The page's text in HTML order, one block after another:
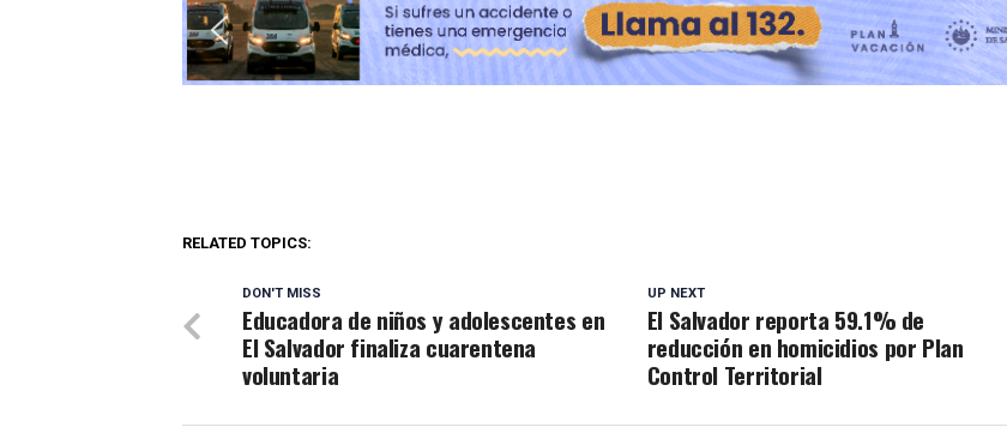
RELATED TOPICS:
UP NEXT
El Salvador reporta 59.1% de
reducción en homicidios por Plan
Control Territorial
DON'T MISS
Educadora de niños y adolescentes en
El Salvador finaliza cuarentena
voluntaria